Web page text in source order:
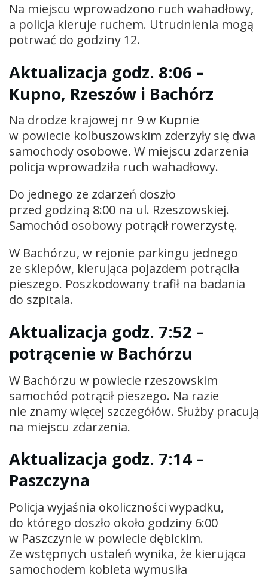
Na miejscu wprowadzono ruch wahadłowy,
a policja kieruje ruchem. Utrudnienia mogą
potrwać do godziny 12.
Aktualizacja godz. 8:06 –
Kupno, Rzeszów i Bachórz
Na drodze krajowej nr 9 w Kupnie
w powiecie kolbuszowskim zderzyły się dwa
samochody osobowe. W miejscu zdarzenia
policja wprowadziła ruch wahadłowy.
Do jednego ze zdarzeń doszło
przed godziną 8:00 na ul. Rzeszowskiej.
Samochód osobowy potrącił rowerzystę.
W Bachórzu, w rejonie parkingu jednego
ze sklepów, kierująca pojazdem potrąciła
pieszego. Poszkodowany trafił na badania
do szpitala.
Aktualizacja godz. 7:52 –
potrącenie w Bachórzu
W Bachórzu w powiecie rzeszowskim
samochód potrącił pieszego. Na razie
nie znamy więcej szczegółów. Służby pracują
na miejscu zdarzenia.
Aktualizacja godz. 7:14 –
Paszczyna
Policja wyjaśnia okoliczności wypadku,
do którego doszło około godziny 6:00
w Paszczynie w powiecie dębickim.
Ze wstępnych ustaleń wynika, że kierująca
samochodem kobieta wymusiła